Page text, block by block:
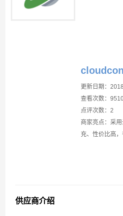
FastComet复活节活动优惠20%折扣
更新日期：
查看次数：
点评次数：2
商家亮点：采
充、性价比高
供应商介绍